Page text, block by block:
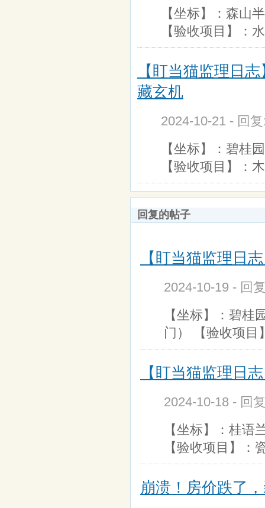
【坐标】：森山
【验收项目】：
【盯当猫监理日
藏玄机
2024-10-21 - 回
【坐标】：碧桂
【验收项目】：
回复的帖子
【盯当猫监理日
2024-10-19 - 回
【坐标】：碧桂
门） 【验收项目
【盯当猫监理日
2024-10-18 - 回
【坐标】：桂语
【验收项目】：
崩溃！房价跌了